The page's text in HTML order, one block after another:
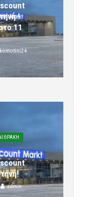
!
11
ΘΡΑΚΗ
admin